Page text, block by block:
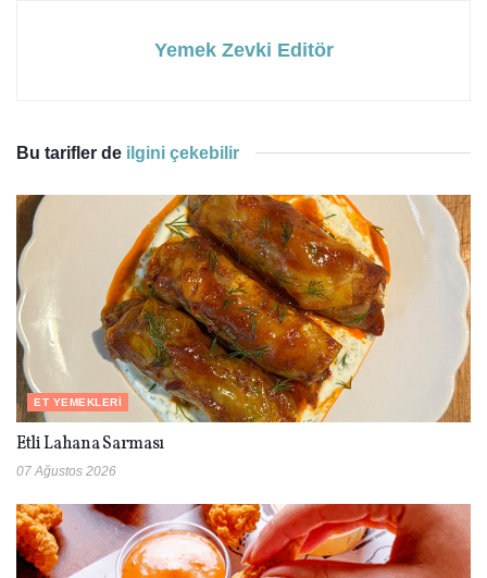
Yemek Zevki Editör
Bu tarifler de ilgini çekebilir
ET YEMEKLERI
Etli Lahana Sarması
07 Ağustos 2026